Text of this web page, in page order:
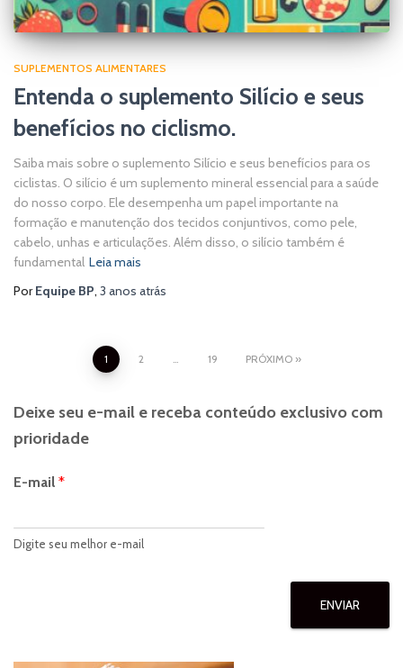
SUPLEMENTOS ALIMENTARES
Entenda o suplemento Silício e seus
benefícios no ciclismo.
Saiba mais sobre o suplemento Silício e seus benefícios para os
ciclistas. O silício é um suplemento mineral essencial para a saúde
do nosso corpo. Ele desempenha um papel importante na
formação e manutenção dos tecidos conjuntivos, como pele,
cabelo, unhas e articulações. Além disso, o silício também é
fundamental Leia mais
PorEquipe BP, 3 anos atrás
Paginação
de
posts
1 2 19 PRÓXIMO
Deixe seu e-mail e receba conteúdo exclusivo com
prioridade
E-mail *
Digite seu melhor e-mail
ENVIAR